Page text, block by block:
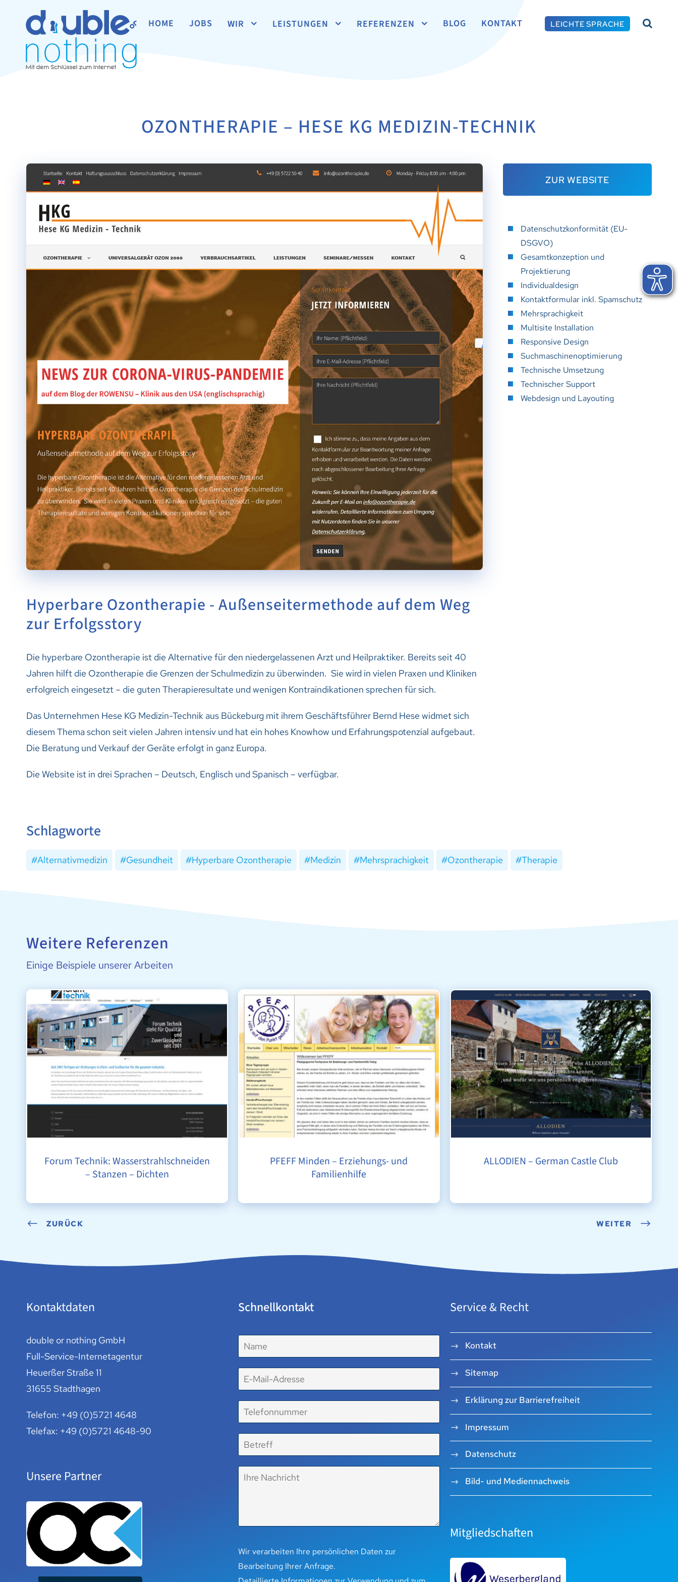
HOME JOBS WIR LEISTUNGEN REFERENZEN BLOG KONTAKT LEICHTE SPRACHE
OZONTHERAPIE – HESE KG MEDIZIN-TECHNIK
Hyperbare Ozontherapie - Außenseitermethode auf dem Weg
zur Erfolgsstory
Die hyperbare Ozontherapie ist die Alternative für den niedergelassenen Arzt und Heilpraktiker. Bereits seit 40
Jahren hilft die Ozontherapie die Grenzen der Schulmedizin zu überwinden. Sie wird in vielen Praxen und Kliniken
erfolgreich eingesetzt – die guten Therapieresultate und wenigen Kontraindikationen sprechen für sich.
Das Unternehmen Hese KG Medizin-Technik aus Bückeburg mit ihrem Geschäftsführer Bernd Hese widmet sich
diesem Thema schon seit vielen Jahren intensiv und hat ein hohes Knowhow und Erfahrungspotenzial aufgebaut.
Die Beratung und Verkauf der Geräte erfolgt in ganz Europa.
Die Website ist in drei Sprachen – Deutsch, Englisch und Spanisch – verfügbar.
ZUR WEBSITE
Datenschutzkonformität (EU-
DSGVO)
Gesamtkonzeption und
Projektierung
Individualdesign
Kontaktformular inkl. Spamschutz
Mehrsprachigkeit
Multisite Installation
Responsive Design
Suchmaschinenoptimierung
Technische Umsetzung
Technischer Support
Webdesign und Layouting
Schlagworte
Alternativmedizin Gesundheit Hyperbare Ozontherapie Medizin Mehrsprachigkeit Ozontherapie Therapie
Weitere Referenzen
Einige Beispiele unserer Arbeiten
FORUM TECHNIK: WASSERSTRAHLSCHNEIDEN –
STANZEN – DICHTEN
Forum Technik: Wasserstrahlschneiden
– Stanzen – Dichten
PFEFF MINDEN – ERZIEHUNGS- UND FAMILIENHILFE
PFEFF Minden – Erziehungs- und
Familienhilfe
ALLODIEN – GERMAN CASTLE CLUB
ALLODIEN – German Castle Club
ZURÜCK WEITER
Kontaktdaten
double or nothing GmbH
Full-Service-Internetagentur
Heuerßer Straße 11
31655 Stadthagen
Telefon: +49 (0)5721 4648
Telefax: +49 (0)5721 4648-90
Unsere Partner
Schnellkontakt
Wir verarbeiten Ihre persönlichen Daten zur
Bearbeitung Ihrer Anfrage.
Service & Recht
Kontakt
Sitemap
Erklärung zur Barrierefreiheit
Impressum
Datenschutz
Bild- und Mediennachweis
Mitgliedschaften